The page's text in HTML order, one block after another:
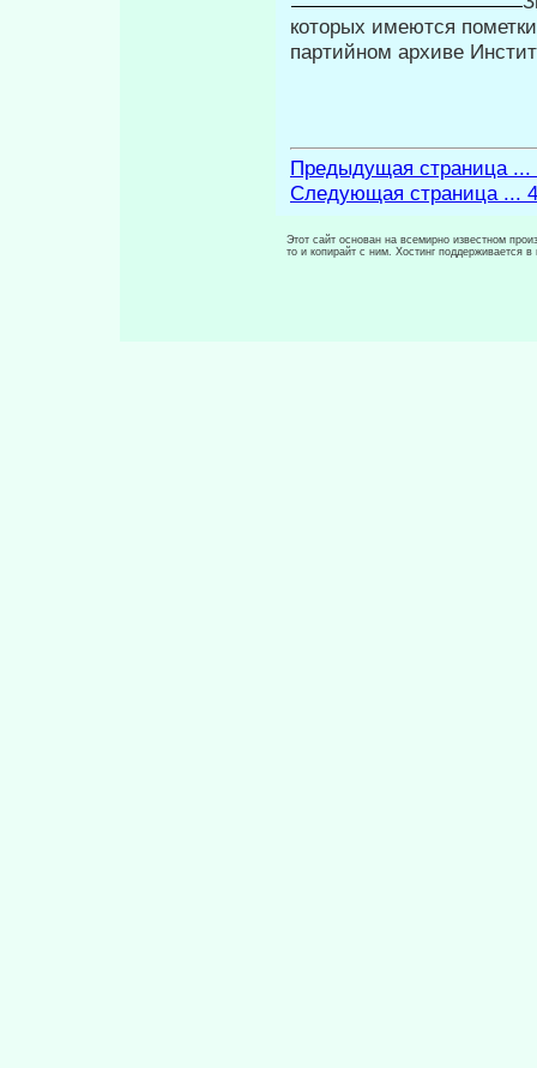
которых имеются
партийном архиве
Предыдущая страница ...
Следующая страница ...
Этот сайт основан на всемирно известном
то и копирайт с ним. Хостинг поддерживается